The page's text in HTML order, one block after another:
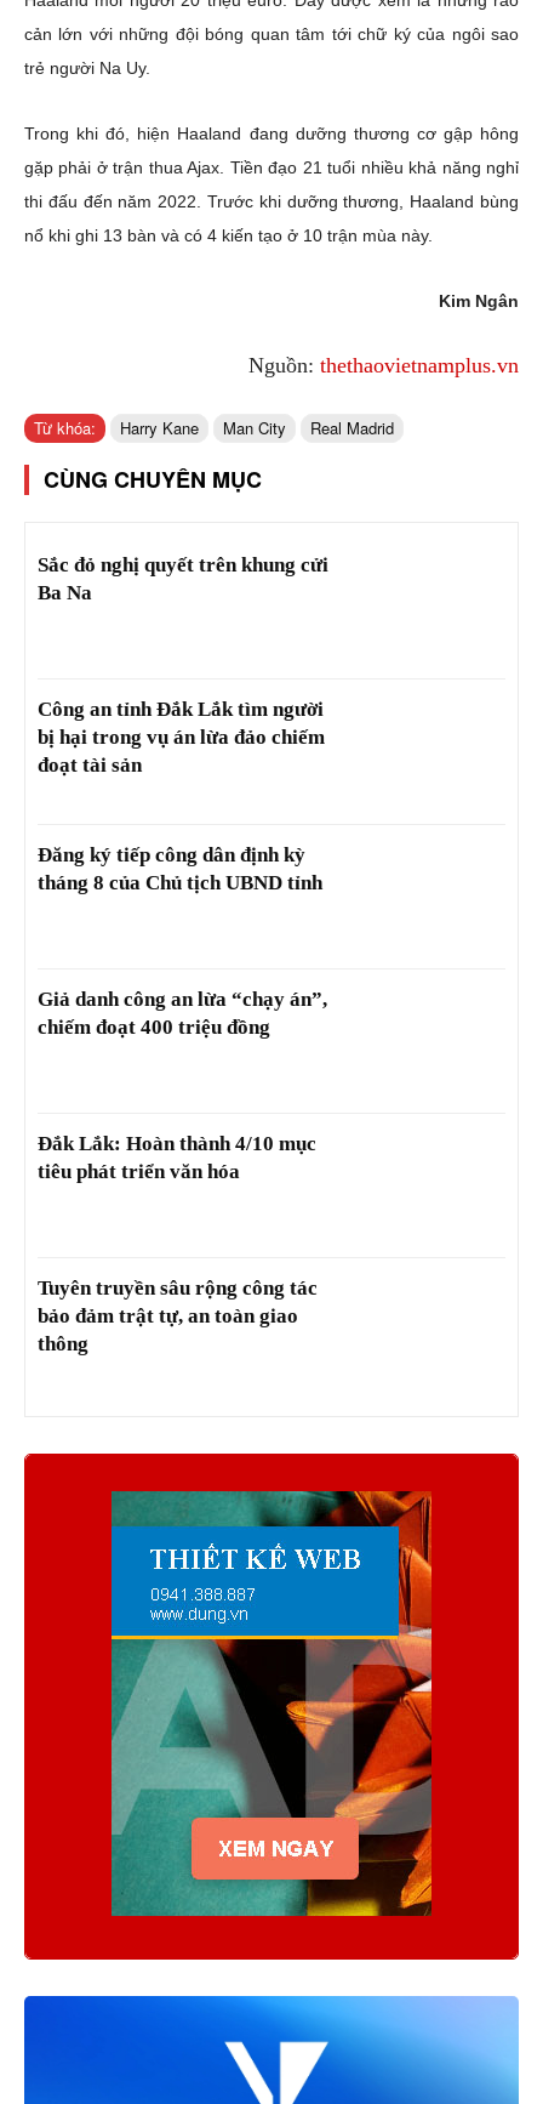
cản lớn với những đội bóng quan tâm tới chữ ký của ngôi sao
trẻ người Na Uy.
Trong khi đó, hiện Haaland đang dưỡng thương cơ gập hông
gặp phải ở trận thua Ajax. Tiền đạo 21 tuổi nhiều khả năng nghỉ
thi đấu đến năm 2022. Trước khi dưỡng thương, Haaland bùng
nổ khi ghi 13 bàn và có 4 kiến tạo ở 10 trận mùa này.
Kim Ngân
Nguồn: thethaovietnamplus.vn
Từ khóa: Harry Kane Man City Real Madrid
CÙNG CHUYÊN MỤC
Sắc đỏ nghị quyết trên khung cửi
Ba Na
Công an tỉnh Đắk Lắk tìm người
bị hại trong vụ án lừa đảo chiếm
đoạt tài sản
Đăng ký tiếp công dân định kỳ
tháng 8 của Chủ tịch UBND tỉnh
Giả danh công an lừa “chạy án”,
chiếm đoạt 400 triệu đồng
Đắk Lắk: Hoàn thành 4/10 mục
tiêu phát triển văn hóa
Tuyên truyền sâu rộng công tác
bảo đảm trật tự, an toàn giao
thông